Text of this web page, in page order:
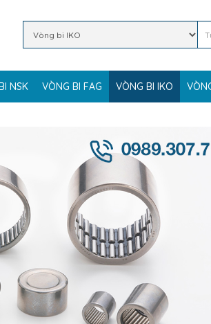
NSK VÒNG BI FAG VÒNG BI IKO